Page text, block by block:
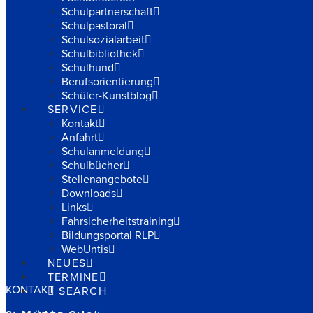
Schulpartnerschaft
Schulpastoral
Schulsozialarbeit
Schulbibliothek
Schulhund
Berufsorientierung
Schüler-Kunstblog
SERVICE
Kontakt
Anfahrt
Schulanmeldung
Schulbücher
Stellenangebote
Downloads
Links
Fahrsicherheitstraining
Bildungsportal RLP
WebUntis
NEUES
TERMINE
SEARCH
KONTAKT